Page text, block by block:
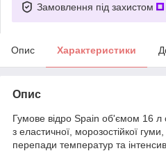
Замовлення під захистом
Опис Характеристики
Опис
Гумове відро Spain об'ємом 16 л
з еластичної, морозостійкої
перепади температур та